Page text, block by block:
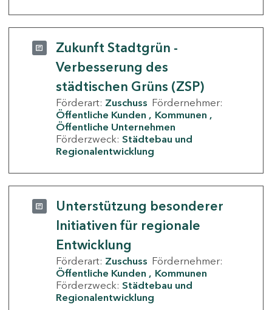
Zukunft Stadtgrün -
Verbesserung des
städtischen Grüns (ZSP)
Förderart: Zuschuss Fördernehmer:
Öffentliche Kunden
Kommunen
Öffentliche Unternehmen
Förderzweck: Städtebau und
Regionalentwicklung
Unterstützung besonderer
Initiativen für regionale
Entwicklung
Förderart: Zuschuss Fördernehmer:
Öffentliche Kunden
Kommunen
Förderzweck: Städtebau und
Regionalentwicklung